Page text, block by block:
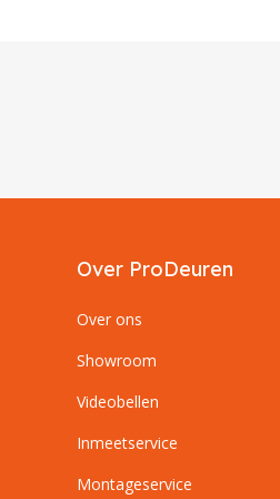
Over ProDeuren
Over ons
Showroom
Videobellen
Inmeetservice
Montageservice